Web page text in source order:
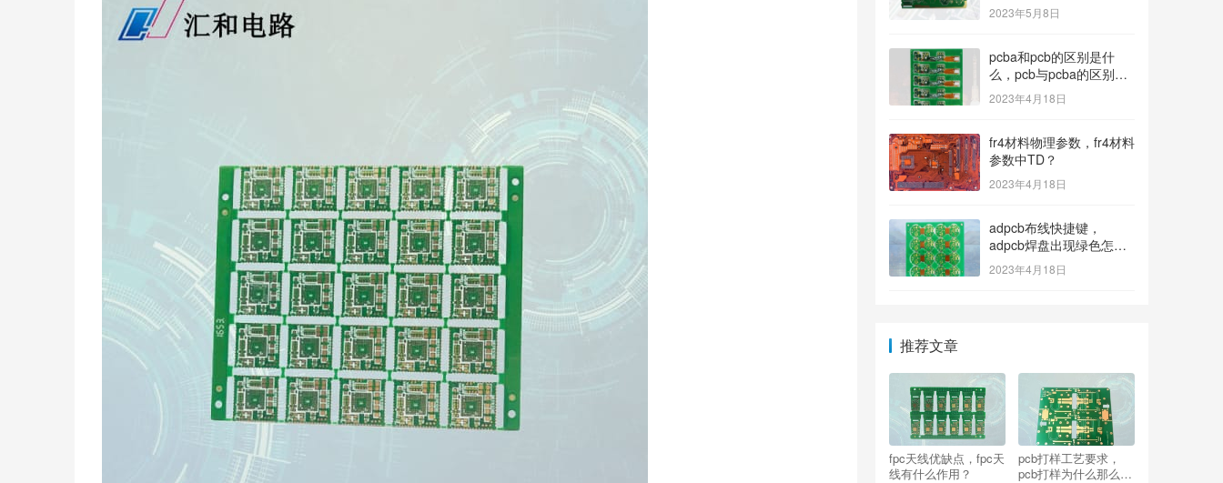
2023年5月8日
pcba和pcb的区别是什
么，pcb与pcba的区别与
联系？
2023年4月18日
fr4材料物理参数，fr4材料
参数中TD？
2023年4月18日
adpcb布线快捷键，
adpcb焊盘出现绿色怎么
消除？
2023年4月18日
推荐文章
fpc天线优缺点，fpc天
线有什么作用？
pcb打样工艺要求，
pcb打样为什么那么便